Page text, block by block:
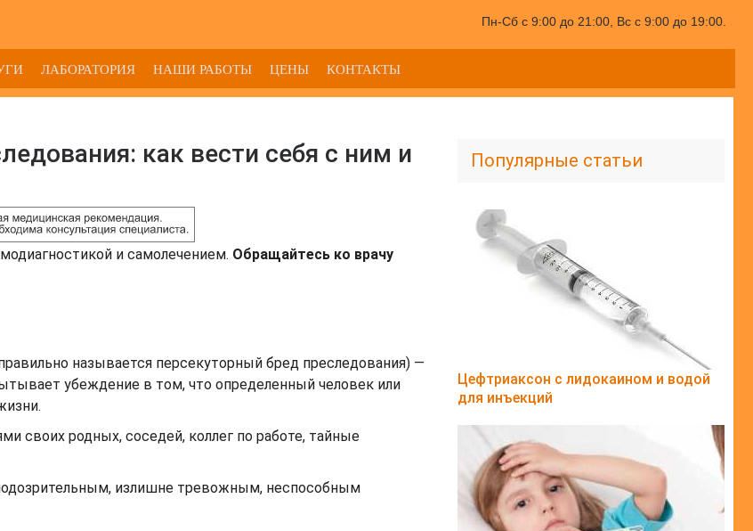
Пн-Сб с 9:00 до 21:00, Вс с 9:00 до 19:00.
ЛАБОРАТОРИЯ НАШИ РАБОТЫ ЦЕНЫ КОНТАКТЫ
как вести себя с ним и
и самолечением. Обращайтесь ко врачу
называется персекуторный бред преследования) —
убеждение в том, что определенный человек или
своих родных, соседей, коллег по работе, тайные
излишне тревожным, неспособным
Популярные статьи
Цефтриаксон с лидокаином и водой
для инъекций